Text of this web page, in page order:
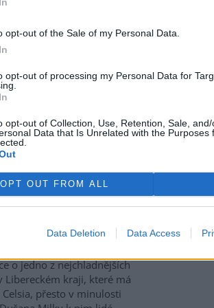
opt-out of the Sale of my Personal Data.
opt-out of processing my Personal Data for
opt-out of Collection, Use, Retention, Sale,
Data that Is Unrelated with the Purposes
OPT OUT FROM ALL
Data Deletion Data Access
5
přístav v rumunském
je opuštěný. Až na několik
v řasách. Hladina
tak nízko, že plavidla už
vplouvat ani z něj
za tropických teplot
zažívají za současných
o jedno z nejchladnějších
Libereckém kraji, které má
přesto v minulosti